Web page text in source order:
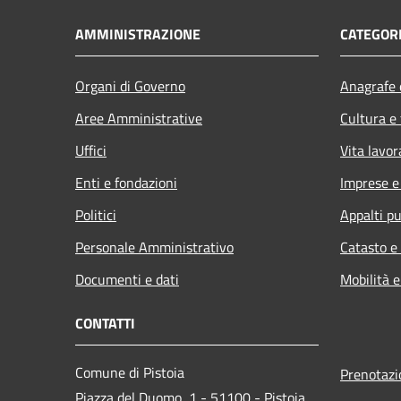
AMMINISTRAZIONE
Organi di Governo
Aree Amministrative
Uffici
Enti e fondazioni
Politici
Personale Amministrativo
Documenti e dati
Cultura
Vita
Imprese
Appalti
Catasto
Mobilità
CONTATTI
Comune di Pistoia